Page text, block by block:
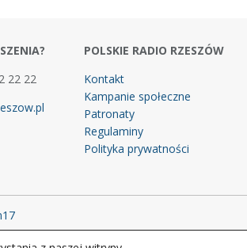
22 22
POLSKIE RADIO RZESZÓW
Kontakt
Kampanie społeczne
Patronaty
Regulaminy
Polityka prywatności